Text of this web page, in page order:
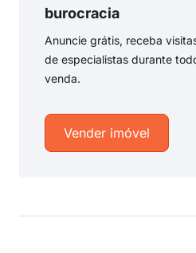
burocracia
Anuncie grátis, receba
de especialistas durante
venda.
Vender imóvel